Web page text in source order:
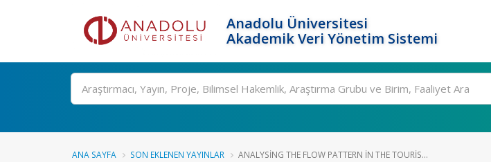
Anadolu Üniversitesi
Akademik Veri Yönetim Sistemi
Ara
ANA SAYFA SON EKLENEN YAYINLAR ANALYSING THE FLOW PATTERN IN THE TOURIS...